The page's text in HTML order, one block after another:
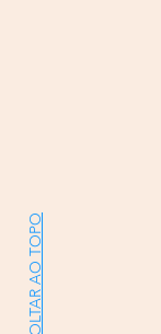
VOLTAR AO TOPO